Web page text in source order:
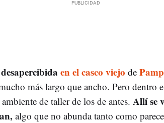
en el casco viejo de
más largo que ancho. Pero dentro
de taller de los de antes. Allí se
algo que no abunda tanto como